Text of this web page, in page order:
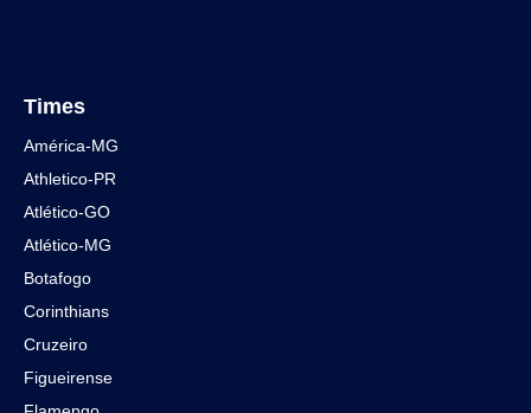
Times
América-MG
Athletico-PR
Atlético-GO
Atlético-MG
Botafogo
Corinthians
Cruzeiro
Figueirense